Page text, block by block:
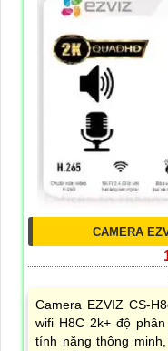
CAMERA
Camera EZVIZ CS-
wifi H8C 2k+ độ
tính năng thông